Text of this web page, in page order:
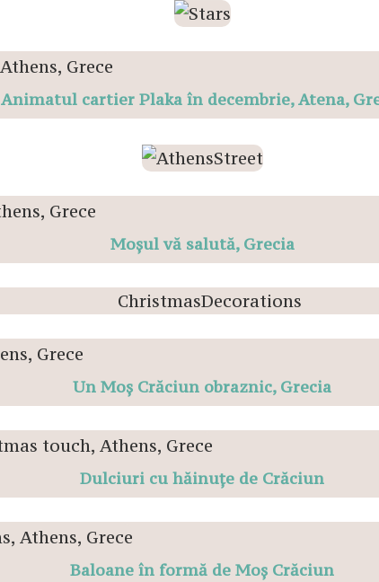
Animatul cartier Plaka în decembrie, Atena,
Moșul vă salută, Grecia
Un Moș Crăciun obraznic, Grecia
Dulciuri cu hăinuțe de Crăciun
Baloane în formă de Moș Crăciun